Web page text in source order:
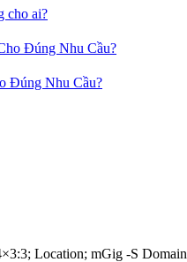
cho ai?
Đúng Nhu Cầu?
Location; mGig -S Domain